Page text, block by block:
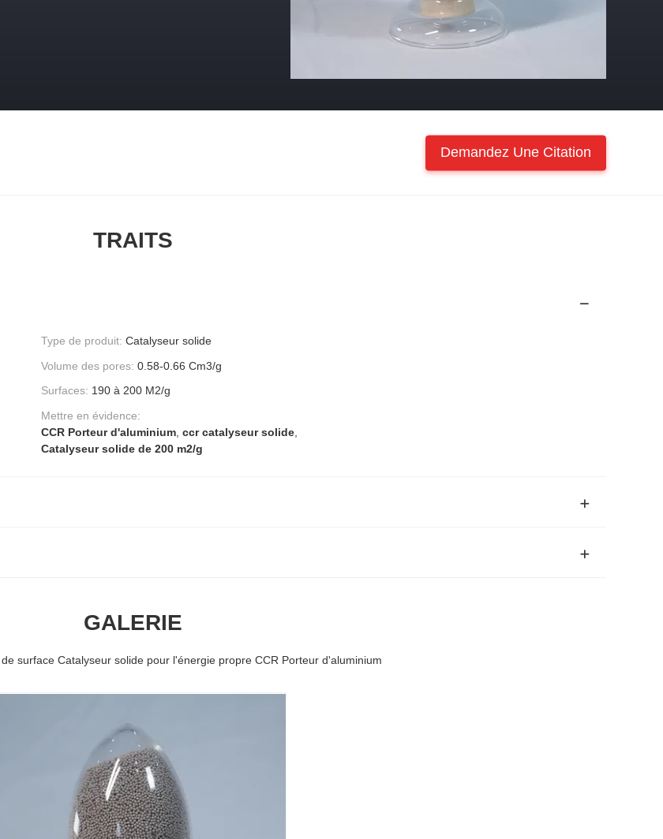
Demandez Une Citation
TRAITS
Type de produit: Catalyseur solide
Volume des pores: 0.58-0.66 Cm3/g
Surfaces: 190 à 200 M2/g
Mettre en évidence:
CCR Porteur d'aluminium ccr catalyseur solide
Catalyseur solide de 200 m2/g
GALERIE
surface Catalyseur solide pour l'énergie propre CCR Porteur d'aluminium